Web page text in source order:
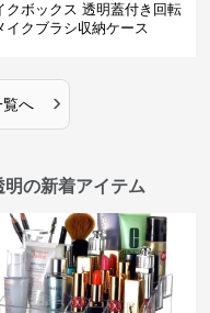
クボックス 透明蓋付き回転
イクブラシ収納ケース
覧へ ›
明の新着アイテム